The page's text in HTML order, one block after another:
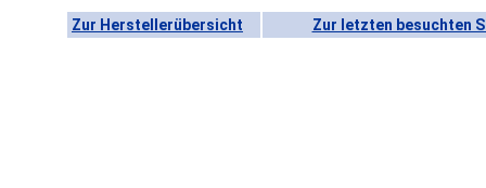
Zur Herstellerübersicht Zur letzten besuchten